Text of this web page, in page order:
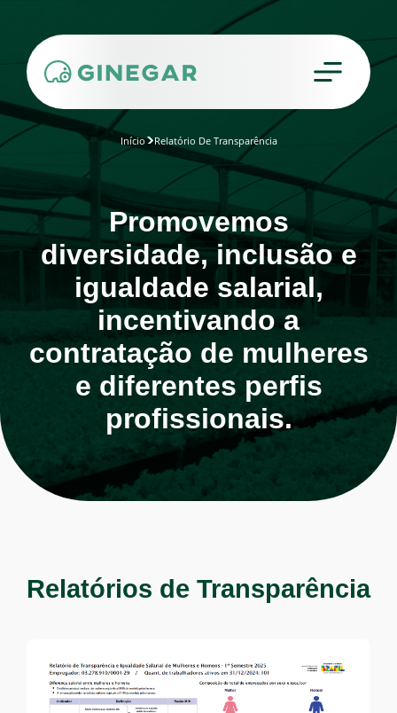
Início Relatório De Transparência
Promovemos
diversidade, inclusão e
igualdade salarial,
incentivando a
contratação de mulheres
e diferentes perfis
profissionais.
Relatórios de Transparência